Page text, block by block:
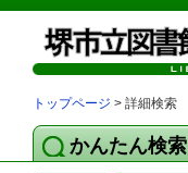
トップページ > 詳細検索
かんたん検索